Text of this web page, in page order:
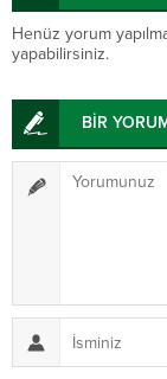
Henüz yorum
yapabilirsiniz.
BİR